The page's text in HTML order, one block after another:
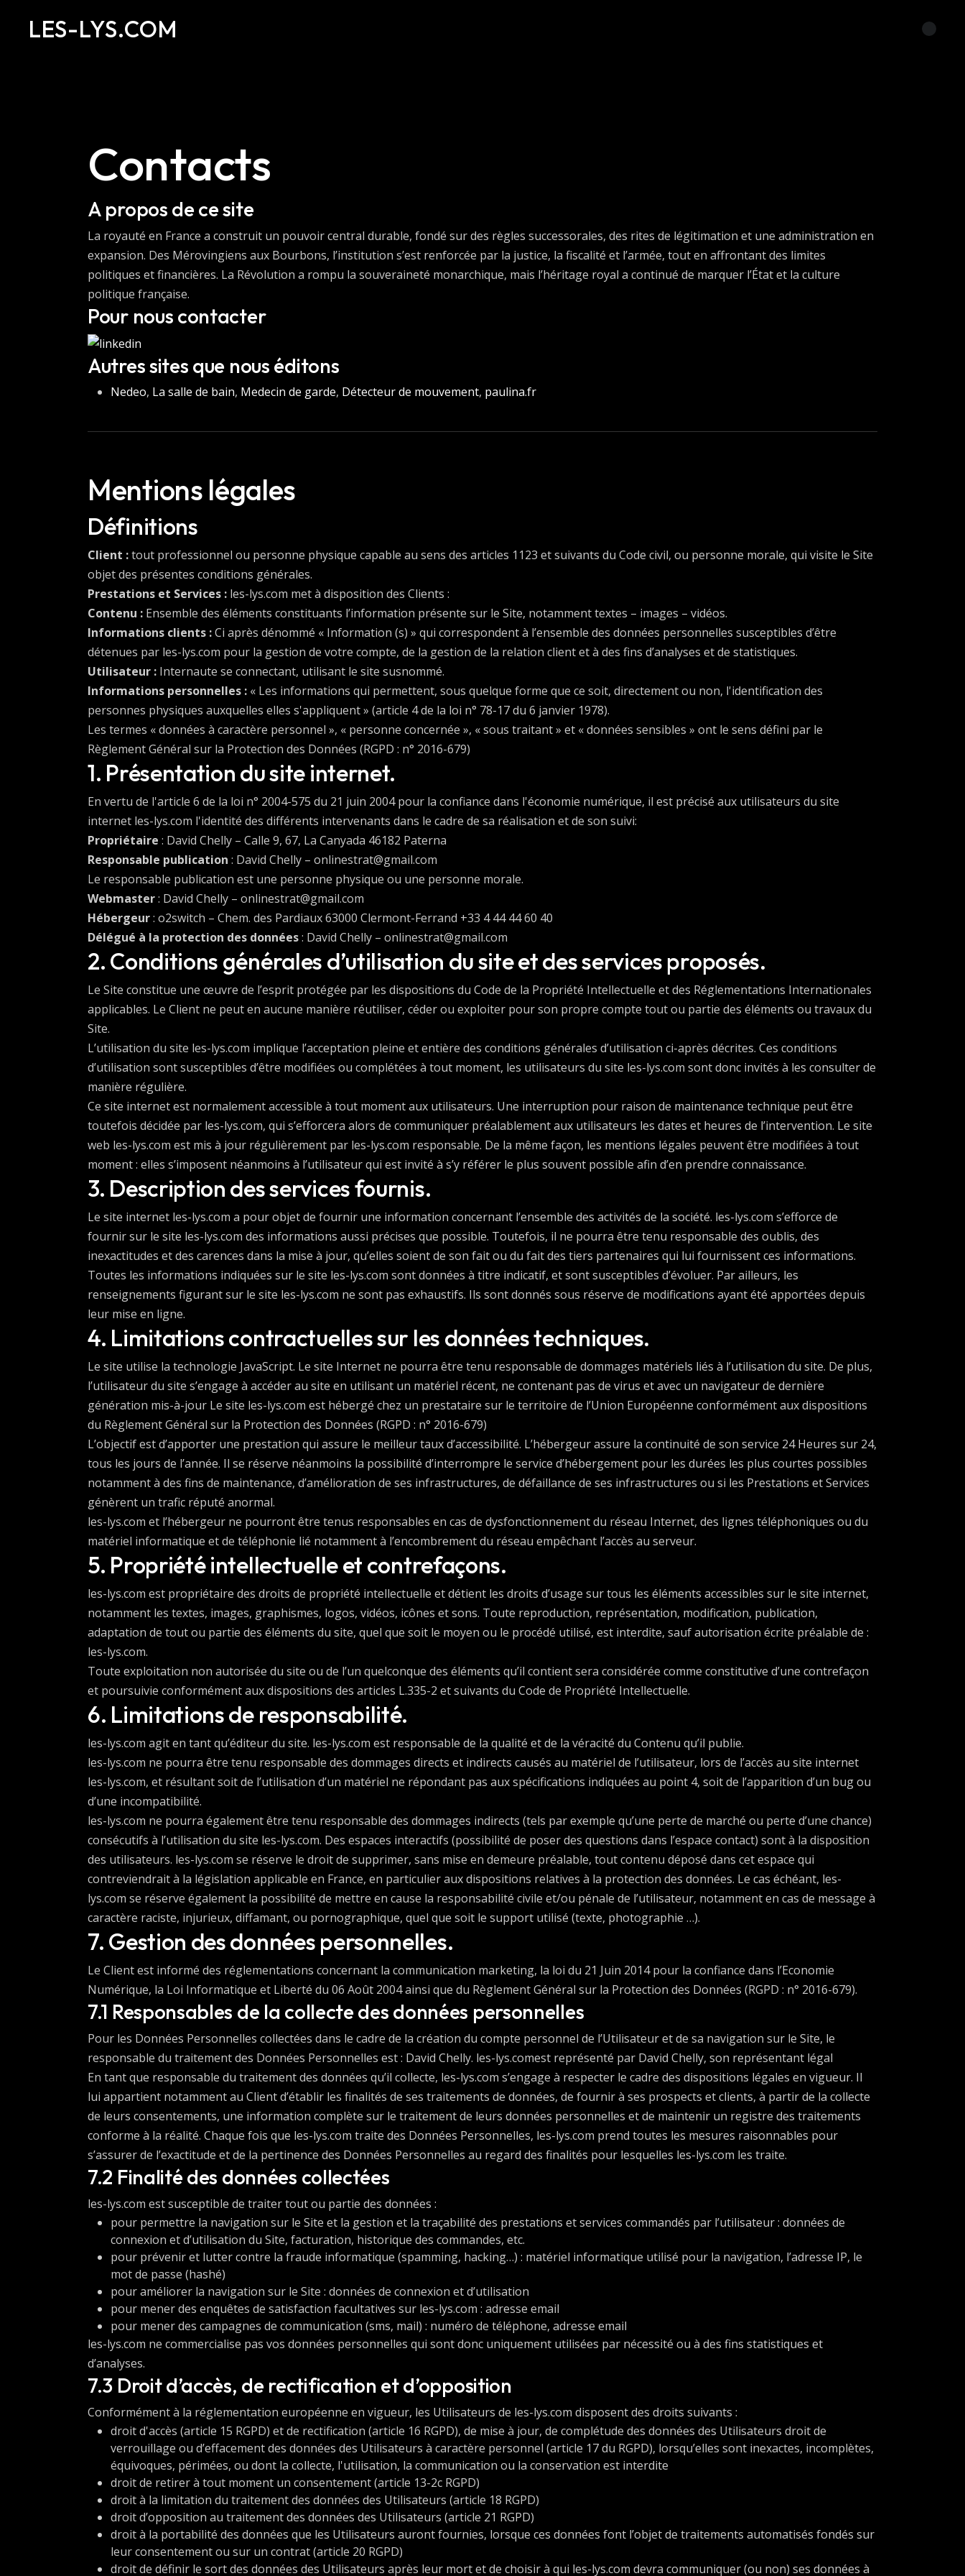
LES-LYS.COM
Contacts
A propos de ce site
La royauté en France a construit un pouvoir central durable, fondé sur des règles successorales, des rites de légitimation et une administration en
expansion. Des Mérovingiens aux Bourbons, l’institution s’est renforcée par la justice, la fiscalité et l’armée, tout en affrontant des limites
politiques et financières. La Révolution a rompu la souveraineté monarchique, mais l’héritage royal a continué de marquer l’État et la culture
politique française.
Pour nous contacter
Autres sites que nous éditons
Nedeo, La salle de bain, Medecin de garde, Détecteur de mouvement, paulina.fr
Mentions légales
Définitions
Client :tout professionnel ou personne physique capable au sens des articles 1123 et suivants du Code civil, ou personne morale, qui visite le Site
objet des présentes conditions générales.
Prestations et Services : les-lys.com met à disposition des Clients :
Contenu : Ensemble des éléments constituants l’information présente sur le Site, notamment textes – images – vidéos.
Informations clients :Ci après dénommé « Information (s) » qui correspondent à l’ensemble des données personnelles susceptibles d’être
détenues par les-lys.com pour la gestion de votre compte, de la gestion de la relation client et à des fins d’analyses et de statistiques.
Utilisateur : Internaute se connectant, utilisant le site susnommé.
Informations personnelles : « Les informations qui permettent, sous quelque forme que ce soit, directement ou non, l'identification des
personnes physiques auxquelles elles s'appliquent » (article 4 de la loi n° 78-17 du 6 janvier 1978).
Les termes « données à caractère personnel », « personne concernée », « sous traitant » et « données sensibles » ont le sens défini par le
Règlement Général sur la Protection des Données (RGPD : n° 2016-679)
1. Présentation du site internet.
En vertu de l'article 6 de la loi n° 2004-575 du 21 juin 2004 pour la confiance dans l'économie numérique, il est précisé aux utilisateurs du site
internet les-lys.com l'identité des différents intervenants dans le cadre de sa réalisation et de son suivi:
Propriétaire : David Chelly – Calle 9, 67, La Canyada 46182 Paterna
Responsable publication : David Chelly – onlinestrat@gmail.com
Le responsable publication est une personne physique ou une personne morale.
Webmaster: David Chelly – onlinestrat@gmail.com
Hébergeur: o2switch – Chem. des Pardiaux 63000 Clermont-Ferrand +33 4 44 44 60 40
Délégué à la protection des données: David Chelly – onlinestrat@gmail.com
2. Conditions générales d’utilisation du site et des services proposés.
Le Site constitue une œuvre de l’esprit protégée par les dispositions du Code de la Propriété Intellectuelle et des Réglementations Internationales
applicables. Le Client ne peut en aucune manière réutiliser, céder ou exploiter pour son propre compte tout ou partie des éléments ou travaux du
Site.
L’utilisation du site les-lys.com implique l’acceptation pleine et entière des conditions générales d’utilisation ci-après décrites. Ces conditions
d’utilisation sont susceptibles d’être modifiées ou complétées à tout moment, les utilisateurs du site les-lys.com sont donc invités à les consulter de
manière régulière.
Ce site internet est normalement accessible à tout moment aux utilisateurs. Une interruption pour raison de maintenance technique peut être
toutefois décidée par les-lys.com, qui s’efforcera alors de communiquer préalablement aux utilisateurs les dates et heures de l’intervention. Le site
web les-lys.com est mis à jour régulièrement par les-lys.com responsable. De la même façon, les mentions légales peuvent être modifiées à tout
moment : elles s’imposent néanmoins à l’utilisateur qui est invité à s’y référer le plus souvent possible afin d’en prendre connaissance.
3. Description des services fournis.
Le site internet les-lys.com a pour objet de fournir une information concernant l’ensemble des activités de la société. les-lys.com s’efforce de
fournir sur le site les-lys.com des informations aussi précises que possible. Toutefois, il ne pourra être tenu responsable des oublis, des
inexactitudes et des carences dans la mise à jour, qu’elles soient de son fait ou du fait des tiers partenaires qui lui fournissent ces informations.
Toutes les informations indiquées sur le site les-lys.com sont données à titre indicatif, et sont susceptibles d’évoluer. Par ailleurs, les
renseignements figurant sur le site les-lys.com ne sont pas exhaustifs. Ils sont donnés sous réserve de modifications ayant été apportées depuis
leur mise en ligne.
4. Limitations contractuelles sur les données techniques.
Le site utilise la technologie JavaScript. Le site Internet ne pourra être tenu responsable de dommages matériels liés à l’utilisation du site. De plus,
l’utilisateur du site s’engage à accéder au site en utilisant un matériel récent, ne contenant pas de virus et avec un navigateur de dernière
génération mis-à-jour Le site les-lys.com est hébergé chez un prestataire sur le territoire de l’Union Européenne conformément aux dispositions
du Règlement Général sur la Protection des Données (RGPD : n° 2016-679)
L’objectif est d’apporter une prestation qui assure le meilleur taux d’accessibilité. L’hébergeur assure la continuité de son service 24 Heures sur 24,
tous les jours de l’année. Il se réserve néanmoins la possibilité d’interrompre le service d’hébergement pour les durées les plus courtes possibles
notamment à des fins de maintenance, d’amélioration de ses infrastructures, de défaillance de ses infrastructures ou si les Prestations et Services
génèrent un trafic réputé anormal.
les-lys.com et l’hébergeur ne pourront être tenus responsables en cas de dysfonctionnement du réseau Internet, des lignes téléphoniques ou du
matériel informatique et de téléphonie lié notamment à l’encombrement du réseau empêchant l’accès au serveur.
5. Propriété intellectuelle et contrefaçons.
les-lys.com est propriétaire des droits de propriété intellectuelle et détient les droits d’usage sur tous les éléments accessibles sur le site internet,
notamment les textes, images, graphismes, logos, vidéos, icônes et sons. Toute reproduction, représentation, modification, publication,
adaptation de tout ou partie des éléments du site, quel que soit le moyen ou le procédé utilisé, est interdite, sauf autorisation écrite préalable de :
les-lys.com.
Toute exploitation non autorisée du site ou de l’un quelconque des éléments qu’il contient sera considérée comme constitutive d’une contrefaçon
et poursuivie conformément aux dispositions des articles L.335-2 et suivants du Code de Propriété Intellectuelle.
6. Limitations de responsabilité.
les-lys.com agit en tant qu’éditeur du site. les-lys.com est responsable de la qualité et de la véracité du Contenu qu’il publie.
les-lys.com ne pourra être tenu responsable des dommages directs et indirects causés au matériel de l’utilisateur, lors de l’accès au site internet
les-lys.com, et résultant soit de l’utilisation d’un matériel ne répondant pas aux spécifications indiquées au point 4, soit de l’apparition d’un bug ou
d’une incompatibilité.
les-lys.com ne pourra également être tenu responsable des dommages indirects (tels par exemple qu’une perte de marché ou perte d’une chance)
consécutifs à l’utilisation du site les-lys.com. Des espaces interactifs (possibilité de poser des questions dans l’espace contact) sont à la disposition
des utilisateurs. les-lys.com se réserve le droit de supprimer, sans mise en demeure préalable, tout contenu déposé dans cet espace qui
contreviendrait à la législation applicable en France, en particulier aux dispositions relatives à la protection des données. Le cas échéant, les-
lys.com se réserve également la possibilité de mettre en cause la responsabilité civile et/ou pénale de l’utilisateur, notamment en cas de message à
caractère raciste, injurieux, diffamant, ou pornographique, quel que soit le support utilisé (texte, photographie …).
7. Gestion des données personnelles.
Le Client est informé des réglementations concernant la communication marketing, la loi du 21 Juin 2014 pour la confiance dans l’Economie
Numérique, la Loi Informatique et Liberté du 06 Août 2004 ainsi que du Règlement Général sur la Protection des Données (RGPD : n° 2016-679).
7.1 Responsables de la collecte des données personnelles
Pour les Données Personnelles collectées dans le cadre de la création du compte personnel de l’Utilisateur et de sa navigation sur le Site, le
responsable du traitement des Données Personnelles est : David Chelly. les-lys.comest représenté par David Chelly, son représentant légal
En tant que responsable du traitement des données qu’il collecte, les-lys.com s’engage à respecter le cadre des dispositions légales en vigueur. Il
lui appartient notamment au Client d’établir les finalités de ses traitements de données, de fournir à ses prospects et clients, à partir de la collecte
de leurs consentements, une information complète sur le traitement de leurs données personnelles et de maintenir un registre des traitements
conforme à la réalité. Chaque fois que les-lys.com traite des Données Personnelles, les-lys.com prend toutes les mesures raisonnables pour
s’assurer de l’exactitude et de la pertinence des Données Personnelles au regard des finalités pour lesquelles les-lys.com les traite.
7.2 Finalité des données collectées
les-lys.com est susceptible de traiter tout ou partie des données :
pour permettre la navigation sur le Site et la gestion et la traçabilité des prestations et services commandés par l’utilisateur : données de
connexion et d’utilisation du Site, facturation, historique des commandes, etc.
pour prévenir et lutter contre la fraude informatique (spamming, hacking…) : matériel informatique utilisé pour la navigation, l’adresse IP, le
mot de passe (hashé)
pour améliorer la navigation sur le Site : données de connexion et d’utilisation
pour mener des enquêtes de satisfaction facultatives sur les-lys.com : adresse email
pour mener des campagnes de communication (sms, mail) : numéro de téléphone, adresse email
les-lys.com ne commercialise pas vos données personnelles qui sont donc uniquement utilisées par nécessité ou à des fins statistiques et
d’analyses.
7.3 Droit d’accès, de rectification et d’opposition
Conformément à la réglementation européenne en vigueur, les Utilisateurs de les-lys.com disposent des droits suivants :
droit d'accès (article 15 RGPD) et de rectification (article 16 RGPD), de mise à jour, de complétude des données des Utilisateurs droit de
verrouillage ou d’effacement des données des Utilisateurs à caractère personnel (article 17 du RGPD), lorsqu’elles sont inexactes, incomplètes,
équivoques, périmées, ou dont la collecte, l'utilisation, la communication ou la conservation est interdite
droit de retirer à tout moment un consentement (article 13-2c RGPD)
droit à la limitation du traitement des données des Utilisateurs (article 18 RGPD)
droit d’opposition au traitement des données des Utilisateurs (article 21 RGPD)
droit à la portabilité des données que les Utilisateurs auront fournies, lorsque ces données font l’objet de traitements automatisés fondés sur
leur consentement ou sur un contrat (article 20 RGPD)
droit de définir le sort des données des Utilisateurs après leur mort et de choisir à qui les-lys.com devra communiquer (ou non) ses données à